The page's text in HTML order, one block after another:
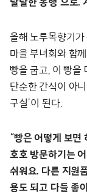
올해 노루목향기가
마을 부녀회와 함
빵을 굽고, 이 빵을
단순한 간식이 아
구실’이 된다.
“빵은 어떻게 보면
호호 방문하기는
쉬워요. 다른 지원
용도 되고 다들 좋